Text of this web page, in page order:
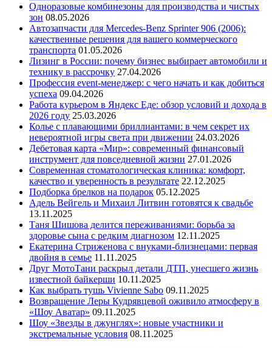
Одноразовые комбинезоны для производства и чистых
зон 08.05.2026
Автозапчасти для Mercedes-Benz Sprinter 906 (2006):
качественные решения для вашего коммерческого
транспорта 01.05.2026
Лизинг в России: почему бизнес выбирает автомобили и
технику в рассрочку 27.04.2026
Профессия event-менеджер: с чего начать и как добиться
успеха 09.04.2026
Работа курьером в Яндекс Еде: обзор условий и дохода в
2026 году 25.03.2026
Колье с плавающими бриллиантами: в чем секрет их
невероятной игры света при движении 24.03.2026
Дебетовая карта «Мир»: современный финансовый
инструмент для повседневной жизни 27.01.2026
Современная стоматологическая клиника: комфорт,
качество и уверенность в результате 22.12.2025
Подборка брелков на подарок 05.12.2025
Адель Вейгель и Михаил Литвин готовятся к свадьбе
13.11.2025
Таня Шишова делится переживаниями: борьба за
здоровье сына с редким диагнозом 12.11.2025
Екатерина Стриженова с внуками-близнецами: первая
двойня в семье 11.11.2025
Друг МотоТани раскрыл детали ДТП, унесшего жизнь
известной байкерши 10.11.2025
Как выбрать тушь Vivienne Sabo 09.11.2025
Возвращение Леры Кудрявцевой оживило атмосферу в
«Шоу Аватар» 09.11.2025
Шоу «Звезды в джунглях»: новые участники и
экстремальные условия 08.11.2025